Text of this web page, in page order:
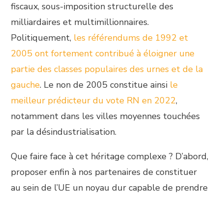
fiscaux, sous-imposition structurelle des
milliardaires et multimillionnaires.
Politiquement, les référendums de 1992 et
2005 ont fortement contribué à éloigner une
partie des classes populaires des urnes et de la
gauche. Le non de 2005 constitue ainsi le
meilleur prédicteur du vote RN en 2022,
notamment dans les villes moyennes touchées
par la désindustrialisation.
Que faire face à cet héritage complexe ? D’abord,
proposer enfin à nos partenaires de constituer
au sein de l’UE un noyau dur capable de prendre